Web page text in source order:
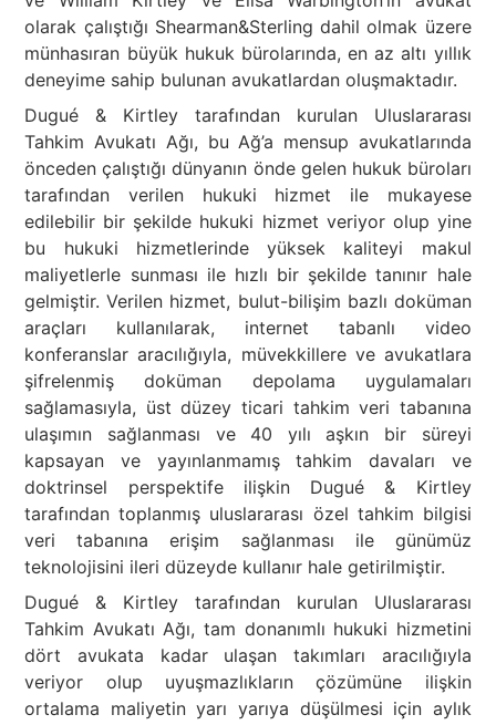
olarak çalıştığı Shearman&Sterling dahil olmak üzere
münhasıran büyük hukuk bürolarında, en az altı yıllık
deneyime sahip bulunan avukatlardan oluşmaktadır.
Dugué & Kirtley tarafından kurulan Uluslararası
Tahkim Avukatı Ağı, bu Ağ’a mensup avukatlarında
önceden çalıştığı dünyanın önde gelen hukuk büroları
tarafından verilen hukuki hizmet ile mukayese
edilebilir bir şekilde hukuki hizmet veriyor olup yine
bu hukuki hizmetlerinde yüksek kaliteyi makul
maliyetlerle sunması ile hızlı bir şekilde tanınır hale
gelmiştir. Verilen hizmet, bulut-bilişim bazlı doküman
araçları kullanılarak, internet tabanlı video
konferanslar aracılığıyla, müvekkillere ve avukatlara
şifrelenmiş doküman depolama uygulamaları
sağlamasıyla, üst düzey ticari tahkim veri tabanına
ulaşımın sağlanması ve 40 yılı aşkın bir süreyi
kapsayan ve yayınlanmamış tahkim davaları ve
doktrinsel perspektife ilişkin Dugué & Kirtley
tarafından toplanmış uluslararası özel tahkim bilgisi
veri tabanına erişim sağlanması ile günümüz
teknolojisini ileri düzeyde kullanır hale getirilmiştir.
Dugué & Kirtley tarafından kurulan Uluslararası
Tahkim Avukatı Ağı, tam donanımlı hukuki hizmetini
dört avukata kadar ulaşan takımları aracılığıyla
veriyor olup uyuşmazlıkların çözümüne ilişkin
ortalama maliyetin yarı yarıya düşülmesi için aylık